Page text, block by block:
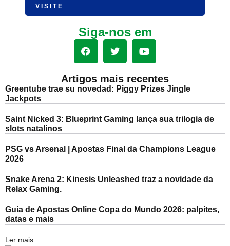
VISITE
Siga-nos em
Artigos mais recentes
Greentube trae su novedad: Piggy Prizes Jingle
Jackpots
Saint Nicked 3: Blueprint Gaming lança sua trilogia de
slots natalinos
PSG vs Arsenal | Apostas Final da Champions League
2026
Snake Arena 2: Kinesis Unleashed traz a novidade da
Relax Gaming.
Guia de Apostas Online Copa do Mundo 2026: palpites,
datas e mais
Ler mais